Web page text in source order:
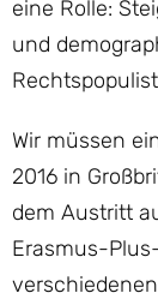
eine Rolle:
und
Wir müssen
2016 in
dem Austritt
Erasmus-